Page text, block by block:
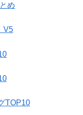
め
V5
TOP10